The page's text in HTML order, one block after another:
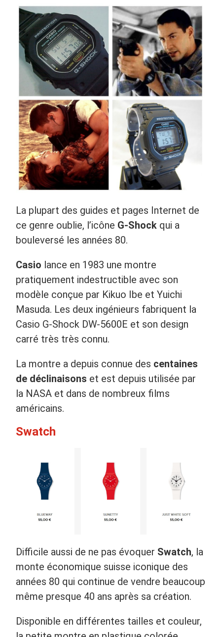
La plupart des guides et pages Internet de
ce genre oublie, l’icône G-Shock qui a
bouleversé les années 80.
Casio lance en 1983 une montre
pratiquement indestructible avec son
modèle conçue par Kikuo Ibe et Yuichi
Masuda. Les deux ingénieurs fabriquent la
Casio G-Shock DW-5600E et son design
carré très très connu.
La montre a depuis connue des centaines
de déclinaisons et est depuis utilisée par
la NASA et dans de nombreux films
américains.
Swatch
Difficile aussi de ne pas évoquer Swatch, la
monte économique suisse iconique des
années 80 qui continue de vendre beaucoup
même presque 40 ans après sa création.
Disponible en différentes tailles et couleur,